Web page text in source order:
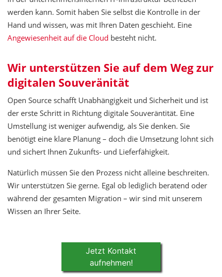
werden kann. Somit haben Sie selbst die Kontrolle in der
Hand und wissen, was mit Ihren Daten geschieht. Eine
Angewiesenheit auf die Cloud besteht nicht.
Wir unterstützen Sie auf dem Weg zur
digitalen Souveränität
Open Source schafft Unabhängigkeit und Sicherheit und ist
der erste Schritt in Richtung digitale Souveräntität. Eine
Umstellung ist weniger aufwendig, als Sie denken. Sie
benötigt eine klare Planung – doch die Umsetzung lohnt sich
und sichert Ihnen Zukunfts- und Lieferfähigkeit.
Natürlich müssen Sie den Prozess nicht alleine beschreiten.
Wir unterstützen Sie gerne. Egal ob lediglich beratend oder
während der gesamten Migration – wir sind mit unserem
Wissen an Ihrer Seite.
Jetzt Kontakt
aufnehmen!